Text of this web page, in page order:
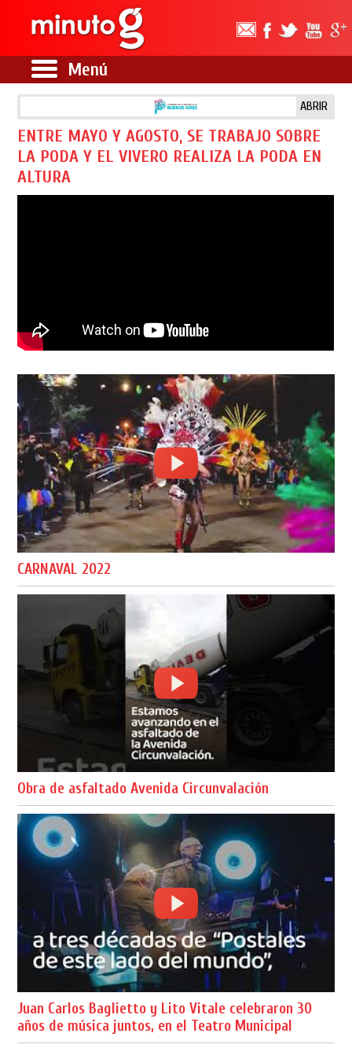
Menú
ABRIR
ENTRE MAYO Y AGOSTO, SE TRABAJO SOBRE
LA PODA Y EL VIVERO REALIZA LA PODA EN
ALTURA
CARNAVAL 2022
Obra de asfaltado Avenida Circunvalación
Juan Carlos Baglietto y Lito Vitale celebraron 30
años de música juntos, en el Teatro Municipal